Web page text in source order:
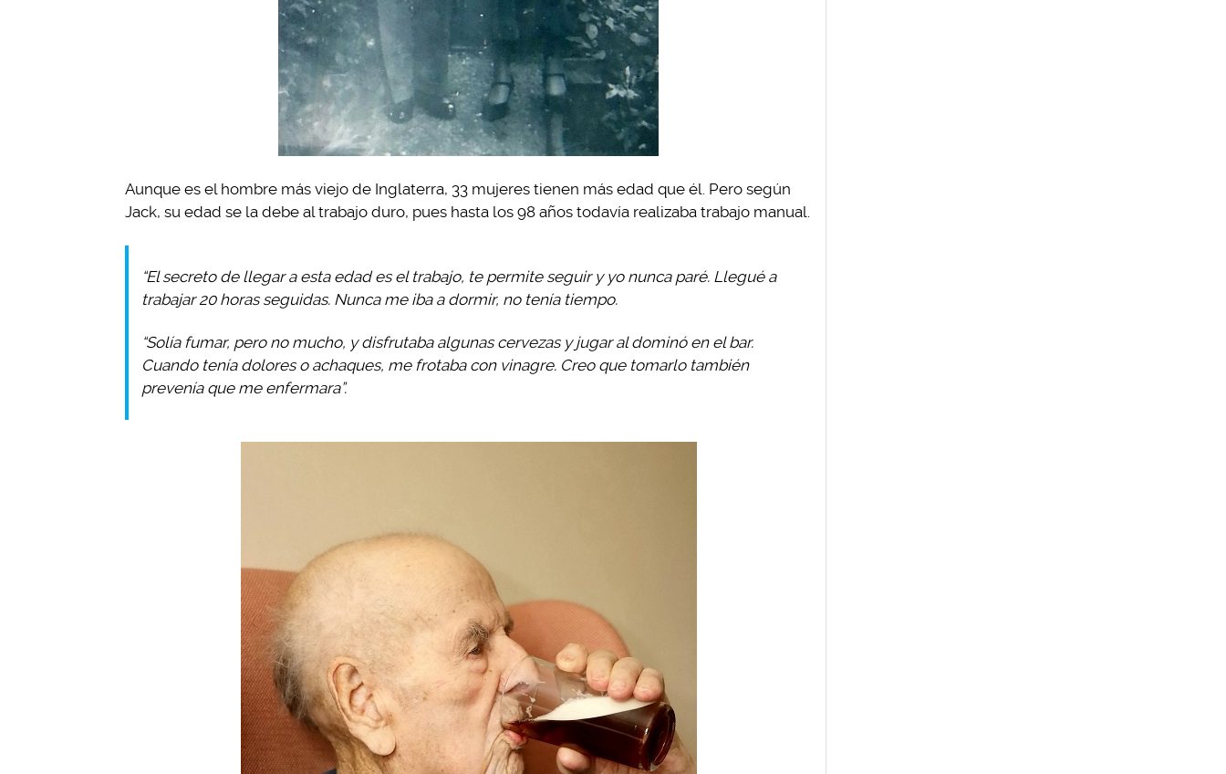
Aunque es el hombre más viejo de Inglaterra, 33 mujeres tienen más edad que él. Pero según
Jack, su edad se la debe al trabajo duro, pues hasta los 98 años todavía realizaba trabajo manual.
“El secreto de llegar a esta edad es el trabajo, te permite seguir y yo nunca paré. Llegué a
trabajar 20 horas seguidas. Nunca me iba a dormir, no tenía tiempo.
“Solía fumar, pero no mucho, y disfrutaba algunas cervezas y jugar al dominó en el bar.
Cuando tenía dolores o achaques, me frotaba con vinagre. Creo que tomarlo también
prevenía que me enfermara”.